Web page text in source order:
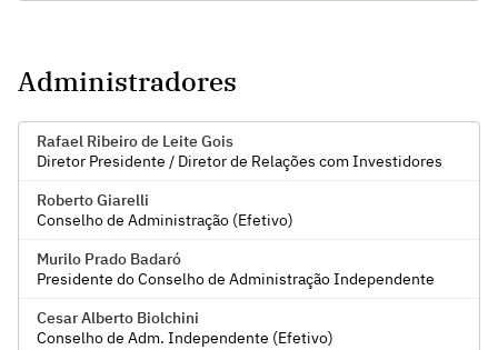
Administradores
Rafael Ribeiro de Leite Gois
Diretor Presidente / Diretor de Relações com Investidores
Roberto Giarelli
Conselho de Administração (Efetivo)
Murilo Prado Badaró
Presidente do Conselho de Administração Independente
Cesar Alberto Biolchini
Conselho de Adm. Independente (Efetivo)